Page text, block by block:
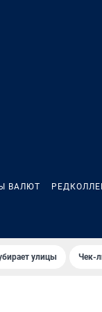
ВАЛЮТ
улицы Чек-